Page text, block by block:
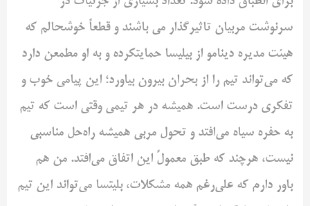
سرنوشت مربیان تاثیرگذار می باشند و قطعاً خوشحالم که
هیئت مدیره دینامو از بیلیسا حمایتکرده و به او مطمعن دارد
که می‌تواند تیم را از بحران بیرون بیاورد؛ این پیامی خوب و
تفکری درست است. همیشه در هر تیمی وقتی است که تیم
به حفره سیاه می‌افتد و تحول مربی همیشه راه‌حل مناسبی
نیست، هرچند که طبق معمولً این اتفاق می‌افتد. من هم
باور دارم که علی‌رغم همه مشکلات، بلیتسا می‌تواند این تیم